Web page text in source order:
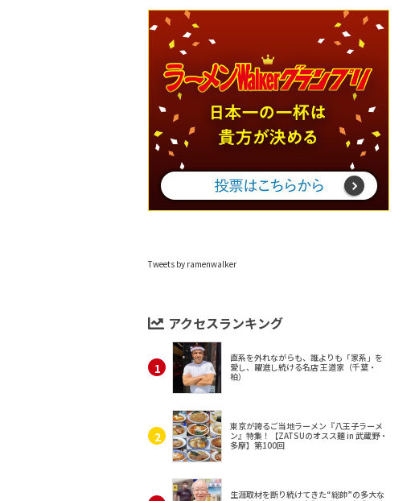
Tweets by ramenwalker
アクセスランキング
直系を外れながらも、誰よりも「家系」を
愛し、躍進し続ける名店 王道家（千葉・
柏）
東京が誇るご当地ラーメン『八王子ラーメ
ン』特集！【ZATSUのオスス麺 in 武蔵野・
多摩】第100回
生涯取材を断り続けてきた“総帥”の多大な